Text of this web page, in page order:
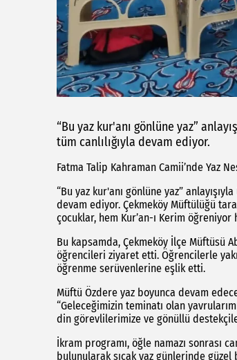
“Bu yaz kur'anı gönlüne yaz”
tüm canlılığıyla devam ediyor.
Fatma Talip Kahraman Camii’nde Yaz
“Bu yaz kur'anı gönlüne yaz”
devam ediyor. Çekmeköy Müftülüğü
çocuklar, hem Kur’an-ı Kerim
Bu kapsamda, Çekmeköy İlçe Müftüsü
öğrencileri ziyaret etti. Öğrencilerle
öğrenme serüvenlerine eşlik etti.
Müftü Özdere yaz boyunca devam
“Geleceğimizin teminatı olan
din görevlilerimize ve gönüllü
İkram programı, öğle namazı sonrası
bulunularak sıcak yaz günlerinde